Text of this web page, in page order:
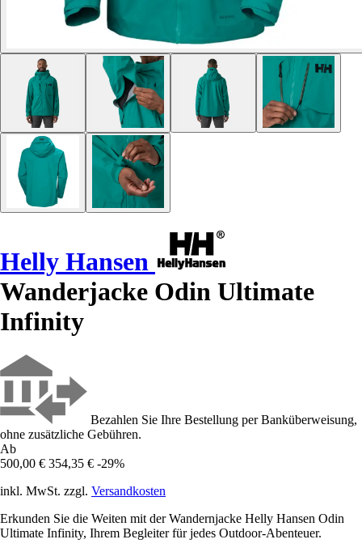
Helly Hansen
Wanderjacke Odin Ultimate
Infinity
Bezahlen Sie Ihre Bestellung per Banküberweisung,
ohne zusätzliche Gebühren.
Ab
500,00 € 354,35 € -29%
inkl. MwSt. zzgl. Versandkosten
Erkunden Sie die Weiten mit der Wandernjacke Helly Hansen Odin
Ultimate Infinity, Ihrem Begleiter für jedes Outdoor-Abenteuer.